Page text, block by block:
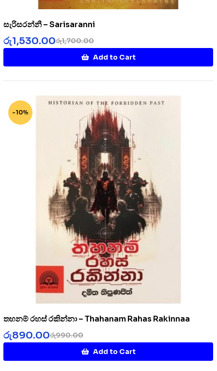
සැරිසරන්නී – Sarisaranni
රු1,700.00
රු1,530.00
Add to Cart
-10%
තහනම් රහස් රකින්නා – Thahanam Rahas Rakinnaa
රු990.00
රු890.00
Add to Cart